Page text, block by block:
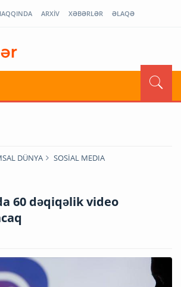
ARXİV XƏBƏRLƏR ƏLAQƏ
DÜNYA SOSİAL MEDIA
60 dəqiqəlik video